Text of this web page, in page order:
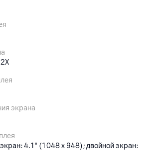
экрана
4.1" (1048 x 948); двойной экран: